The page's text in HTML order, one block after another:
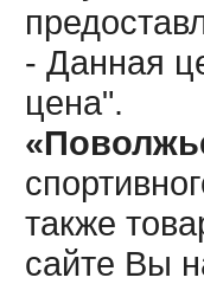
- Данная
цена".
также
сайте Вы